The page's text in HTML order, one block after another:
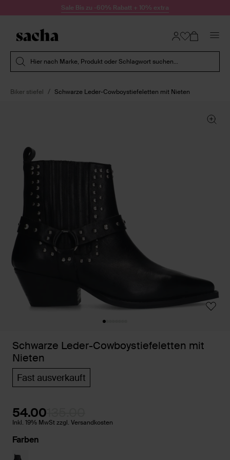
Zum Inhalt springenSale Bis zu -60% Rabatt + 10% extra
Hier nach Marke, Produkt oder Schlagwort suchen...
Biker stiefel Schwarze Leder-Cowboystiefeletten mit Nieten
Schwarze Leder-Cowboystiefeletten mit
Nieten
Fast ausverkauft
54.00
Inkl. 19% MwSt zzgl. Versandkosten
Farben